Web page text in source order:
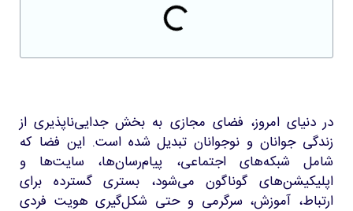
در دنیای امروز، فضای مجازی به بخش جدایی‌ناپذیری از
زندگی جوانان و نوجوانان تبدیل شده است. این فضا که
شامل شبکه‌های اجتماعی، پیام‌رسان‌ها، سایت‌ها و
اپلیکیشن‌های گوناگون می‌شود، بستری گسترده برای
ارتباط، آموزش، سرگرمی و حتی شکل‌گیری هویت فردی